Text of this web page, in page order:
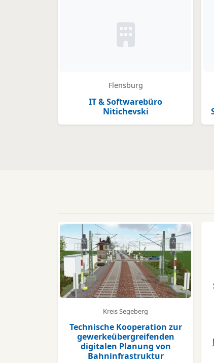
Kein Bild oder Logo
Flensburg
IT & Softwarebüro
Nitichevski
Kreis Segeberg
Technische Kooperation zur
gewerkeübergreifenden
digitalen Planung von
Bahninfrastruktur